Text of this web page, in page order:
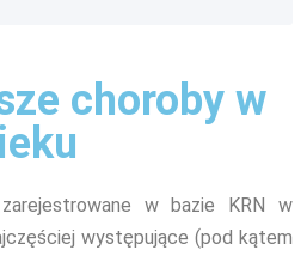
choroby w
zarejestrowane w bazie KRN w
występujące (pod kątem